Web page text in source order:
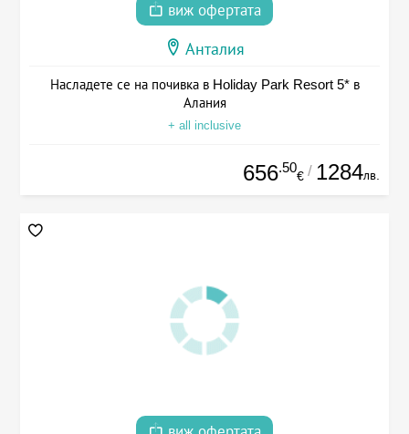
виж офертата
Анталия
Насладете се на почивка в Holiday Park Resort 5* в
Алания
+ all inclusive
656.50
€ / 1284лв.